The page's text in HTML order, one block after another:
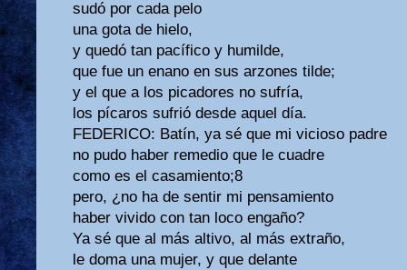
sudó por cada pelo
una gota de hielo,
y quedó tan pacífico y humilde,
que fue un enano en sus arzones tilde;
y el que a los picadores no sufría,
los pícaros sufrió desde aquel día.
FEDERICO: Batín, ya sé que mi vicioso padre
no pudo haber remedio que le cuadre
como es el casamiento;8
pero, ¿no ha de sentir mi pensamiento
haber vivido con tan loco engaño?
Ya sé que al más altivo, al más extraño,
le doma una mujer, y que delante